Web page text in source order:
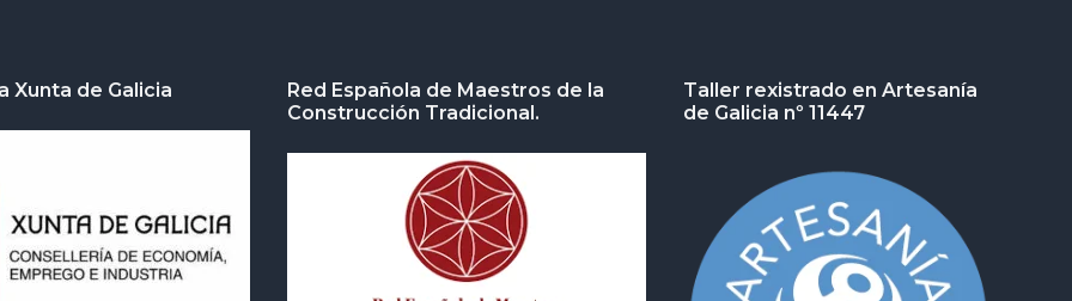
Xunta de Galicia
Red Española de Maestros de la
Construcción Tradicional.
Taller rexistrado en Artesanía
de Galicia nº 11447